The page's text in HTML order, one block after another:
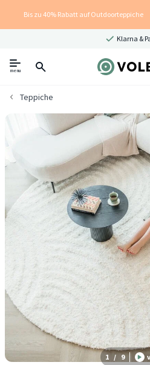
Bis zu 40% Rabatt auf Outdoorteppiche
Klarna &
menu
Teppiche
1 / 9